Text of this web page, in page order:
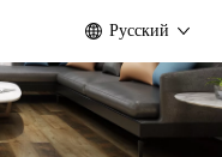
Pусский